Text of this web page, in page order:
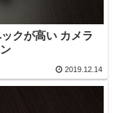
クが高い カメラ
2019.12.14